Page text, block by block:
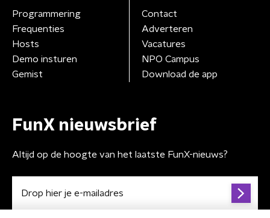
Programmering
Frequenties
Hosts
Demo insturen
Gemist
Contact
Adverteren
Vacatures
NPO Campus
Download de app
FunX nieuwsbrief
Altijd op de hoogte van het laatste FunX-nieuws?